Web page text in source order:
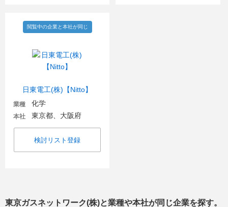
日東電工(株)【Nitto】
閲覧中の企業と本社が同じ
業種 化学
本社 東京都、大阪府
検討リスト登録
東京ガスネットワーク(株)と業種や本社が同じ企業を探す。